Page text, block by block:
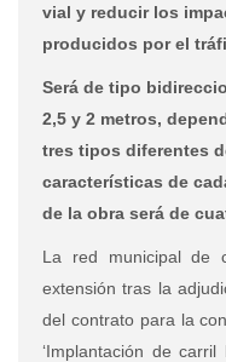
vial y reducir los
producidos por el
Será de tipo
2,5 y 2 metros,
tres tipos diferentes
características de
de la obra será de
La red municipal de
extensión tras la
del contrato para la
‘Implantación de